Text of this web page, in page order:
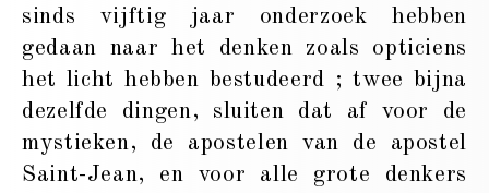
sinds vijftig jaar onderzoek hebben
gedaan naar het denken zoals opticiens
het licht hebben bestudeerd ; twee bijna
dezelfde dingen, sluiten dat af voor de
mystieken, de apostelen van de apostel
Saint-Jean, en voor alle grote denkers